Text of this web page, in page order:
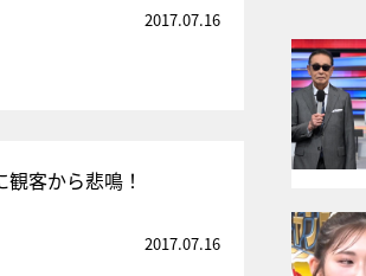
2017.07.16
客から悲鳴！
2017.07.16